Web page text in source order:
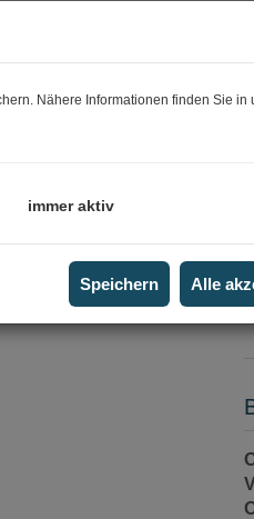
Nähere Informationen finden Sie in
immer aktiv
Speichern Alle